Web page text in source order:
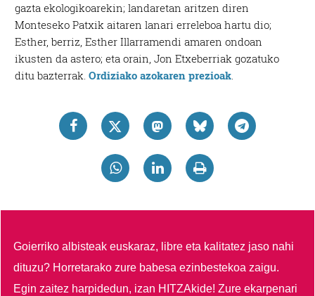
gazta ekologikoarekin; landaretan aritzen diren
Monteseko Patxik aitaren lanari erreleboa hartu dio;
Esther, berriz, Esther Illarramendi amaren ondoan
ikusten da astero; eta orain, Jon Etxeberriak gozatuko
ditu bazterrak.Ordiziako azokaren prezioak.
Goierriko albisteak euskaraz, libre eta kalitatez jaso nahi
dituzu? Horretarako zure babesa ezinbestekoa zaigu.
Egin zaitez harpidedun, izan HITZAkide!Zure ekarpenari